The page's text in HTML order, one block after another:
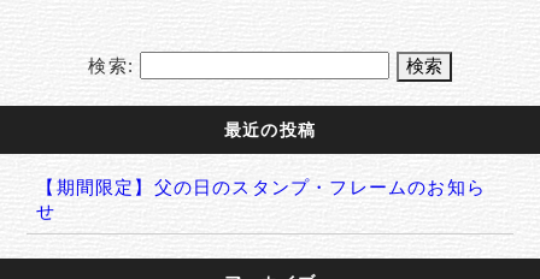
検索:
最近の投稿
【期間限定】父の日のスタンプ・フレームのお知ら
せ